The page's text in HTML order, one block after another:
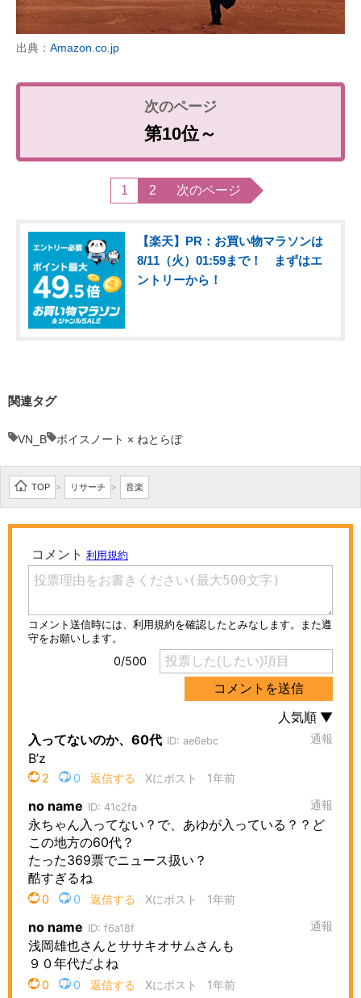
出典： Amazon.co.jp
第10位～
1 2 次のページ
【楽天】PR：お買い物マラソンは
8/11（火）01:59まで！ まずはエ
ントリーから！
関連タグ
VN_B ボイスノート × ねとらぼ
TOP > リサーチ > 音楽